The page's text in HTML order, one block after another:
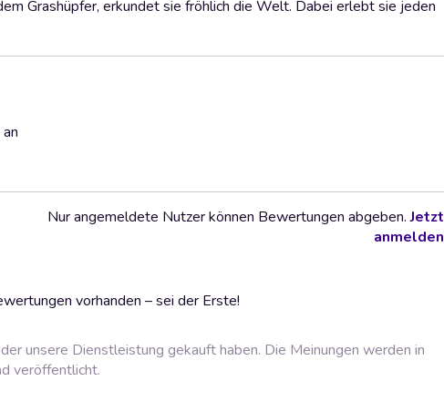
Grashüpfer, erkundet sie fröhlich die Welt. Dabei erlebt sie jeden
vorhanden – sei der Erste!
Nur angemeldete Nutzer können Bewertungen abgeben.Jetzt
anmelden
unsere Dienstleistung gekauft haben. Die Meinungen werden in
veröffentlicht.